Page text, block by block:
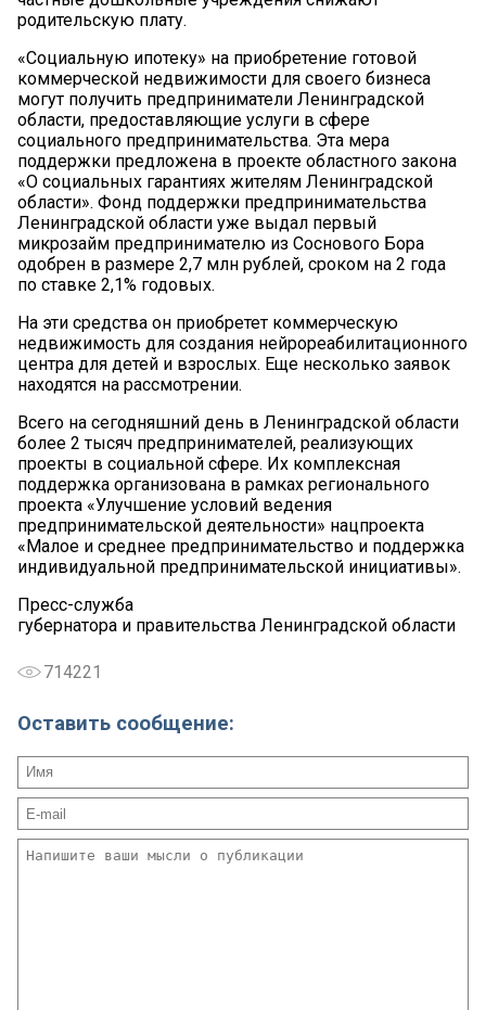
родительскую плату.
«Социальную ипотеку» на приобретение готовой
коммерческой недвижимости для своего бизнеса
могут получить предприниматели Ленинградской
области, предоставляющие услуги в сфере
социального предпринимательства. Эта мера
поддержки предложена в проекте областного закона
«О социальных гарантиях жителям Ленинградской
области». Фонд поддержки предпринимательства
Ленинградской области уже выдал первый
микрозайм предпринимателю из Соснового Бора
одобрен в размере 2,7 млн рублей, сроком на 2 года
по ставке 2,1% годовых.
На эти средства он приобретет коммерческую
недвижимость для создания нейрореабилитационного
центра для детей и взрослых. Еще несколько заявок
находятся на рассмотрении.
Всего на сегодняшний день в Ленинградской области
более 2 тысяч предпринимателей, реализующих
проекты в социальной сфере. Их комплексная
поддержка организована в рамках регионального
проекта «Улучшение условий ведения
предпринимательской деятельности» нацпроекта
«Малое и среднее предпринимательство и поддержка
индивидуальной предпринимательской инициативы».
Пресс-служба
губернатора и правительства Ленинградской области
714221
Оставить сообщение: